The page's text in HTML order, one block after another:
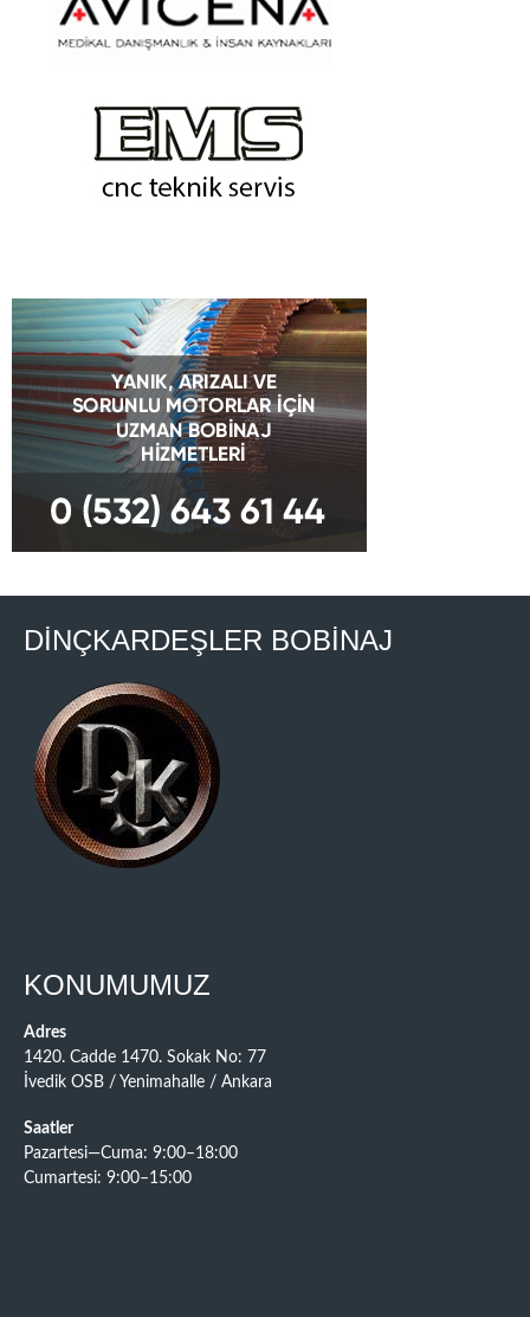
DİNÇKARDEŞLER BOBİNAJ
KONUMUMUZ
Adres
1420. Cadde 1470. Sokak No: 77
İvedik OSB / Yenimahalle / Ankara
Saatler
Pazartesi—Cuma: 9:00–18:00
Cumartesi: 9:00–15:00